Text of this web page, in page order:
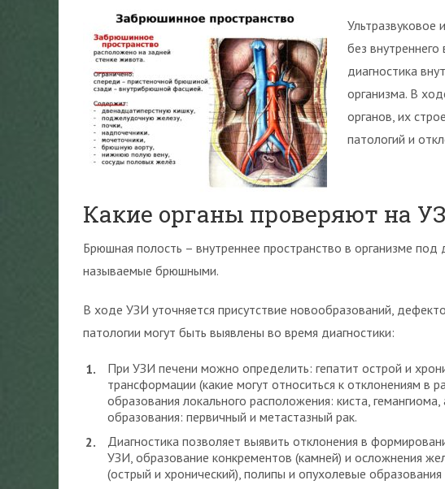
без
диагностика
организма. В
органов, их
патологий и
Какие органы проверяют на
Брюшная полость – внутреннее пространство в организме
называемые брюшными.
В ходе УЗИ уточняется присутствие новообразований,
патологии могут быть выявлены во время диагностики:
При УЗИ печени можно определить: гепатит острой и
трансформации (какие могут относиться к отклонениям в
образования локального расположения: киста,
образования: первичный и метастазный рак.
Диагностика позволяет выявить отклонения в
УЗИ, образование конкрементов (камней) и осложнения
(острый и хронический), полипы и опухолевые образования